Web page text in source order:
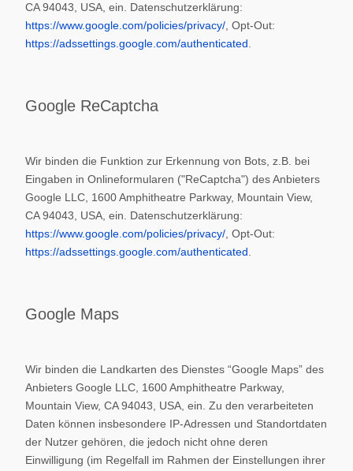
CA 94043, USA, ein. Datenschutzerklärung:
https://www.google.com/policies/privacy/ , Opt-Out:
https://adssettings.google.com/authenticated
Google ReCaptcha
Wir binden die Funktion zur Erkennung von Bots, z.B. bei
Eingaben in Onlineformularen ("ReCaptcha") des Anbieters
Google LLC, 1600 Amphitheatre Parkway, Mountain View,
CA 94043, USA, ein. Datenschutzerklärung:
https://www.google.com/policies/privacy/ , Opt-Out:
https://adssettings.google.com/authenticated
Google Maps
Wir binden die Landkarten des Dienstes “Google Maps” des
Anbieters Google LLC, 1600 Amphitheatre Parkway,
Mountain View, CA 94043, USA, ein. Zu den verarbeiteten
Daten können insbesondere IP-Adressen und Standortdaten
der Nutzer gehören, die jedoch nicht ohne deren
Einwilligung (im Regelfall im Rahmen der Einstellungen ihrer